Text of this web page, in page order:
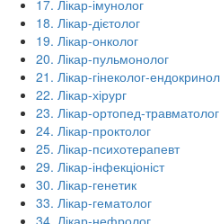
17. Лікар-імунолог
18. Лікар-дієтолог
19. Лікар-онколог
20. Лікар-пульмонолог
21. Лікар-гінеколог-
22. Лікар-хірург
23. Лікар-ортопед-травматолог
24. Лікар-проктолог
25. Лікар-психотерапевт
29. Лікар-інфекціоніст
30. Лікар-генетик
33. Лікар-гематолог
34. Лікар-нефролог